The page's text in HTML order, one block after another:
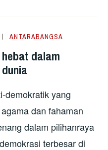
ANTARABANGSA
dalam
demokratik yang
dan fahaman
dalam pilihanraya
terbesar di